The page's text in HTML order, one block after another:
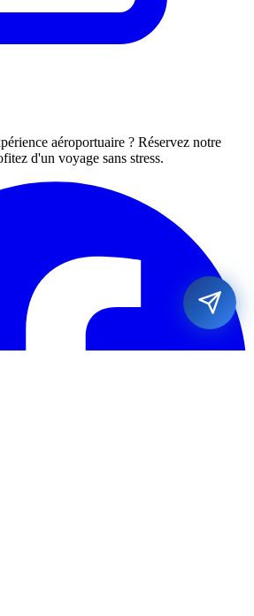
aéroportuaire ? Réservez notre
d'un voyage sans stress.